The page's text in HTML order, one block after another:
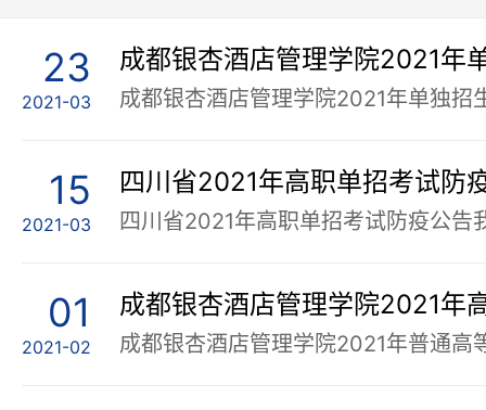
23
2021-03
成都银杏酒店管理学院2021年
成都银杏酒店管理学院2021年单独招
15
2021-03
四川省2021年高职单招考试防
01
2021-02
成都银杏酒店管理学院2021年